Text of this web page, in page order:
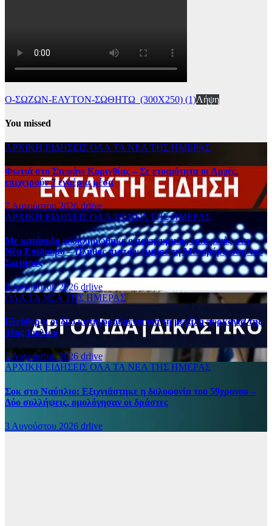
Ο-ΣΩΖΩΝ-ΕΑΥΤΟΝ-ΣΩΘΗΤΩ_(300Χ250) (1)Λήψη
You missed
ΑΡΧΙΚΗ ΕΙΔΗΣΕΙΣ ΟΛΑ ΤΑ ΝΕΑ ΤΗΣ ΗΜΕΡΑΣ
Φωτιά στο Στεφάνι Κορινθίας – Σε ετοιμότητα οι Αρχές,
επιχειρούν 7 εναέρια μέσα
7 Αυγούστου 2026drlive
ΑΡΧΙΚΗ ΕΙΔΗΣΕΙΣ ΟΛΑ ΤΑ ΝΕΑ ΤΗΣ ΗΜΕΡΑΣ
Με κατάνυξη ολοκληρώθηκε ο πανηγυρικός εσπερινός στη
Νέα Επίδαυρο – Πλήθος πιστών τίμησε τη Μεταμόρφωση του
Σωτήρος
5 Αυγούστου 2026 drlive
ΟΛΑ ΤΑ ΝΕΑ ΤΗΣ ΗΜΕΡΑΣ
Ελεύθεροι οι δύο κατηγορούμενοι για τη μεγάλη πυρκαγιά της
31ης Ιουλίου
5 Αυγούστου 2026 drlive
ΑΡΧΙΚΗ ΕΙΔΗΣΕΙΣ ΟΛΑ ΤΑ ΝΕΑ ΤΗΣ ΗΜΕΡΑΣ
Σοκ στο Ναύπλιο: Εξιχνιάστηκε η δολοφονία του 59χρονου –
Δύο συλλήψεις, ομολόγησαν οι δράστες
3 Αυγούστου 2026 drlive